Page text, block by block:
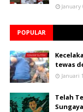
January
POPULAR
tewas
Januari
Telah